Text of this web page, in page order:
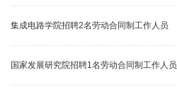
集成电路学院招聘2名劳动合同制工作人员
国家发展研究院招聘1名劳动合同制工作人员